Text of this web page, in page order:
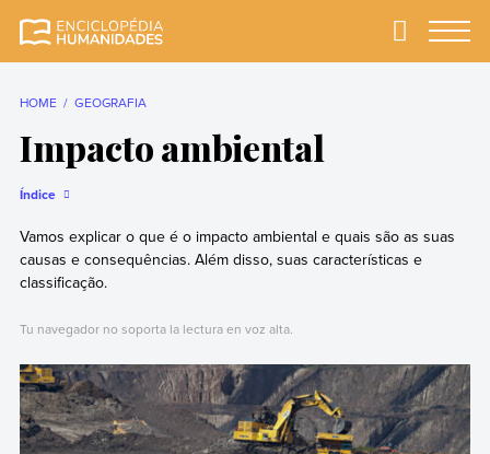
completa e mais
Primary
HOME GEOGRAFIA
Impacto ambiental
Índice
Vamos explicar o que é o impacto ambiental e quais são as suas
causas e consequências. Além disso, suas características e
classificação.
Tu navegador no soporta la lectura en voz alta.